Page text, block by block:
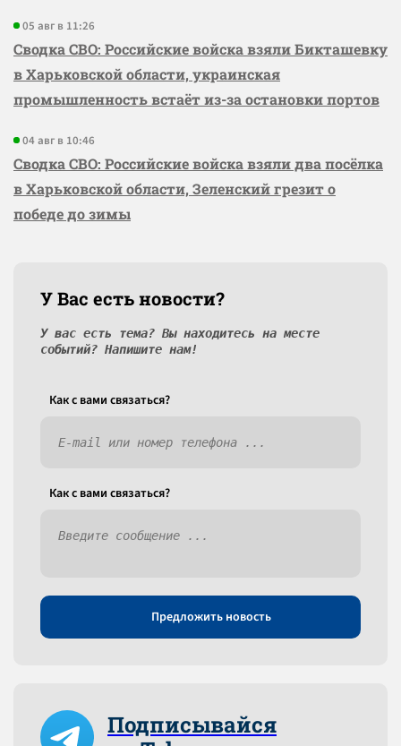
05 авг в 11:26
Сводка СВО: Российские войска взяли Бикташевку
в Харьковской области, украинская
промышленность встаёт из-за остановки портов
04 авг в 10:46
Сводка СВО: Российские войска взяли два посёлка
в Харьковской области, Зеленский грезит о
победе до зимы
У Вас есть новости?
У вас есть тема? Вы находитесь на месте
событий? Напишите нам!
Как c вами связаться?
Как c вами связаться?
Предложить новость
Подписывайся